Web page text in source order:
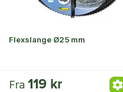
Flexslange Ø25 mm
Fra 119 kr